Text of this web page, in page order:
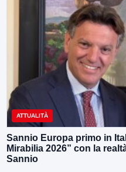
ATTUALITÀ
Sannio Europa primo in
Mirabilia 2026” con la
Sannio